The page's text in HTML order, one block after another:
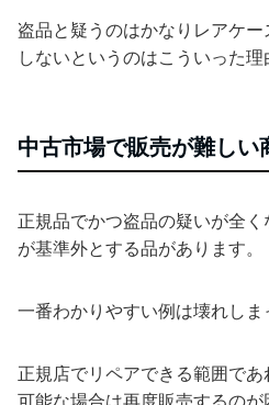
盗品と疑うのはかなりレアケ
しないというのはこういった理
中古市場で販売が難しい
正規品でかつ盗品の疑いが全
が基準外とする品があります。
一番わかりやすい例は壊れしま
正規店でリペアできる範囲で